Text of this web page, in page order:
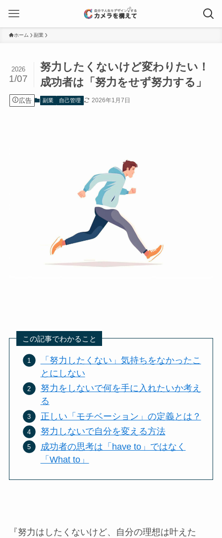
ホーム 副業
努力したくないけど変わりたい！
成功者は「努力をせず努力する」
2026
1/07
広告 副業 自己管理 2026年1月7日
この記事でわかること
「努力したくない」気持ちをなかったこ
とにしない
努力をしないで何を手に入れたいか考え
る
正しい「モチベーション」の定義とは？
努力しないで自分を変える方法
成功者の思考は「have to」ではなく
「What to」
『努力はしたくないけど、自分の理想は叶えた